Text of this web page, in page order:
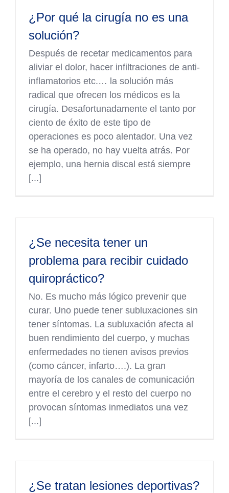
¿Por qué la cirugía no es una
solución?
Después de recetar medicamentos para
aliviar el dolor, hacer infiltraciones de anti-
inflamatorios etc.… la solución más
radical que ofrecen los médicos es la
cirugía. Desafortunadamente el tanto por
ciento de éxito de este tipo de
operaciones es poco alentador. Una vez
se ha operado, no hay vuelta atrás. Por
ejemplo, una hernia discal está siempre
[...]
¿Se necesita tener un
problema para recibir cuidado
quiropráctico?
No. Es mucho más lógico prevenir que
curar. Uno puede tener subluxaciones sin
tener síntomas. La subluxación afecta al
buen rendimiento del cuerpo, y muchas
enfermedades no tienen avisos previos
(como cáncer, infarto….). La gran
mayoría de los canales de comunicación
entre el cerebro y el resto del cuerpo no
provocan síntomas inmediatos una vez
[...]
¿Se tratan lesiones deportivas?